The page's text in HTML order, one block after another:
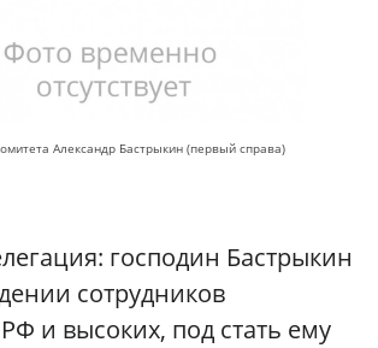
Александр Бастрыкин (первый справа)
господин Бастрыкин
сотрудников
и высоких, под стать ему